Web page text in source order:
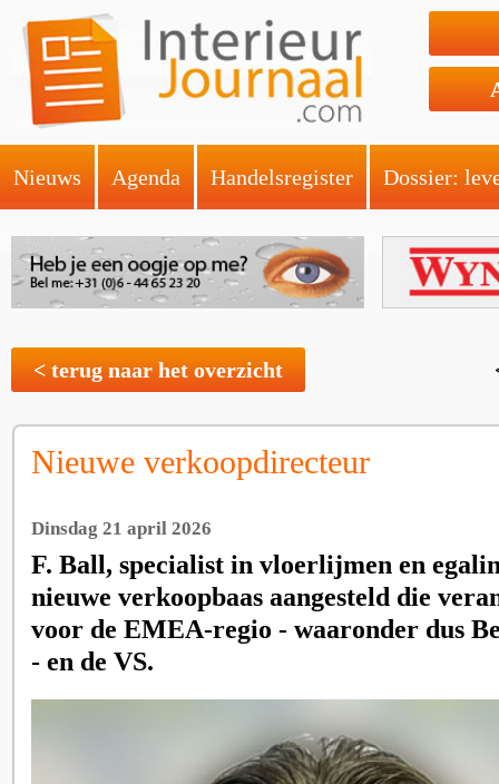
Nieuws Agenda Handelsregister Dossier:
< terug naar het overzicht
Nieuwe verkoopdirecteur
Dinsdag 21 april 2026
F. Ball, specialist in vloerlijmen en
nieuwe verkoopbaas aangesteld die
voor de EMEA-regio - waaronder dus
- en de VS.